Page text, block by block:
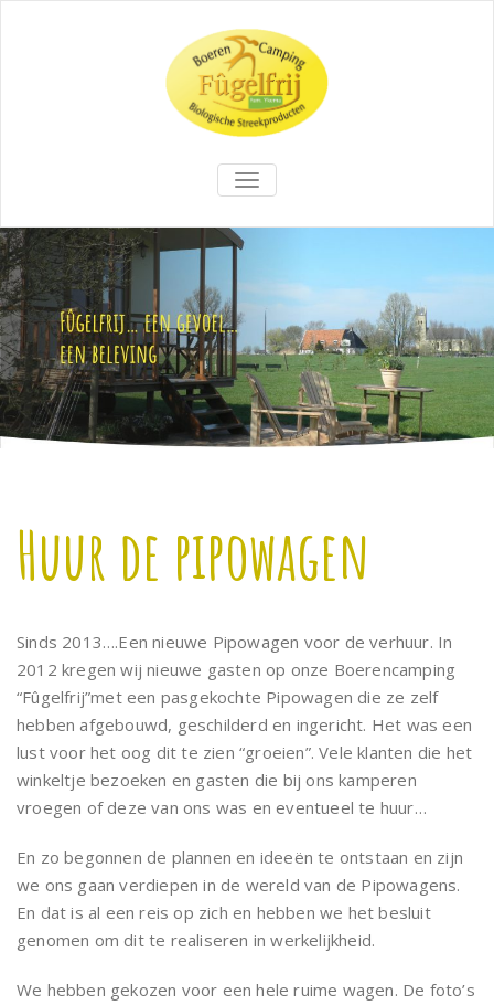
TOGGLE NAVIGATION
Huur de pipowagen
Sinds 2013….Een nieuwe Pipowagen voor de verhuur. In
2012 kregen wij nieuwe gasten op onze Boerencamping
“Fûgelfrij”met een pasgekochte Pipowagen die ze zelf
hebben afgebouwd, geschilderd en ingericht. Het was een
lust voor het oog dit te zien “groeien”. Vele klanten die het
winkeltje bezoeken en gasten die bij ons kamperen
vroegen of deze van ons was en eventueel te huur…
En zo begonnen de plannen en ideeën te ontstaan en zijn
we ons gaan verdiepen in de wereld van de Pipowagens.
En dat is al een reis op zich en hebben we het besluit
genomen om dit te realiseren in werkelijkheid.
We hebben gekozen voor een hele ruime wagen. De foto’s